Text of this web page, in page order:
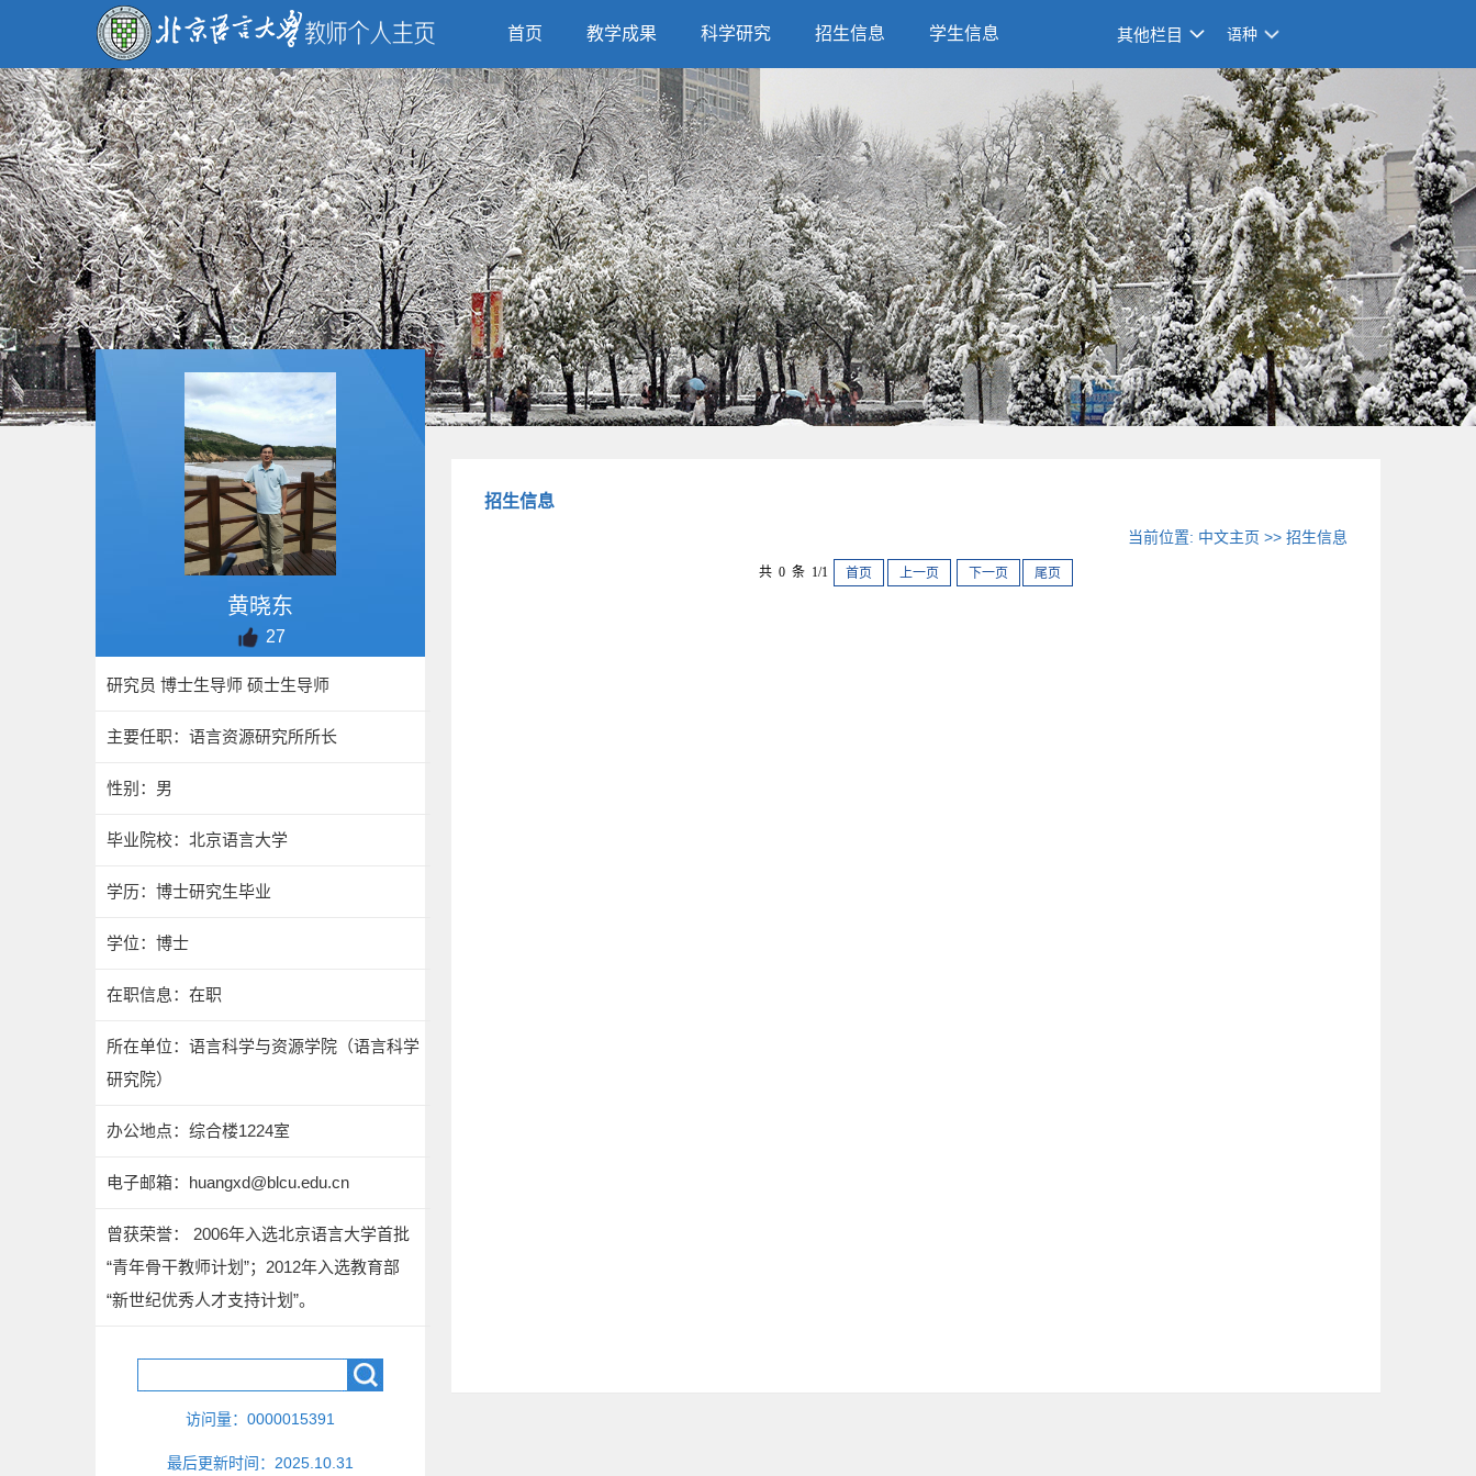
首页 教学成果 科学研究 招生信息 学生信息 其他栏目 语种
黄晓东
27
研究员 博士生导师 硕士生导师
主要任职：语言资源研究所所长
性别：男
毕业院校：北京语言大学
学历：博士研究生毕业
学位：博士
在职信息：在职
所在单位：语言科学与资源学院（语言科学
研究院）
办公地点：综合楼1224室
电子邮箱： huangxd@blcu.edu.cn
曾获荣誉： 2006年入选北京语言大学首批
“青年骨干教师计划”；2012年入选教育部
“新世纪优秀人才支持计划”。
访问量： 0000015391
最后更新时间： 2025 10 31
招生信息
当前位置: 中文主页 >>招生信息
共 0 条 1/1 首页 上一页 下一页 尾页